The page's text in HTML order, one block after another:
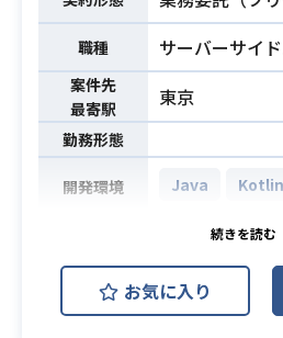
職種 サーバーサイ
案件先
最寄駅
東京
勤務形態
開発環境 Java Kotlin
・スマホアプ
に参画いただ
だきます
・アーキテク
お気に入り